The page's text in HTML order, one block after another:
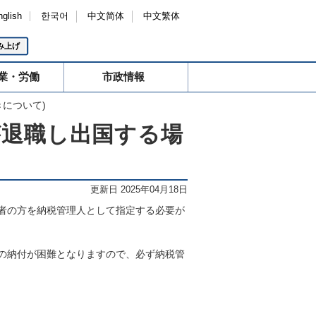
한국어 中文简体 中文繁体
上げ
・労働 市政情報
ついて)
職し出国する場
更新日 2025年04月18日
の方を納税管理人として指定する必要が
納付が困難となりますので、必ず納税管